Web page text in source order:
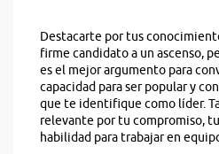
Destacarte por tus
firme candidato a un ascenso,
es el mejor argumento para
capacidad para ser popular y
que te identifique como líder.
relevante por tu compromiso,
habilidad para trabajar en